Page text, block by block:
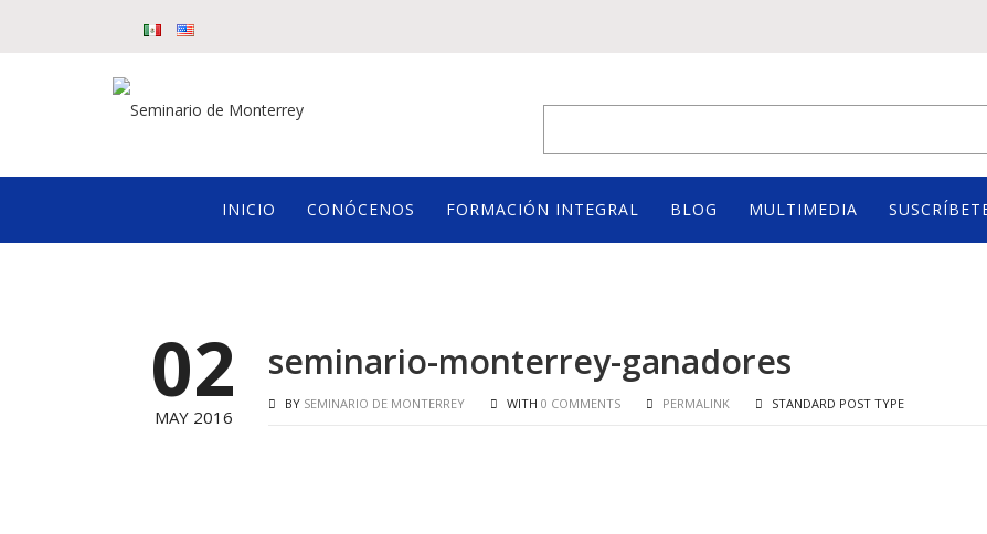
INICIO CONÓCENOS FORMACIÓN INTEGRAL BLOG MULTIMEDIA
02
MAY 2016
seminario-monterrey-ganadores
BY SEMINARIO DE MONTERREY WITH 0 COMMENTS PERMALINK STANDARD POST TYPE